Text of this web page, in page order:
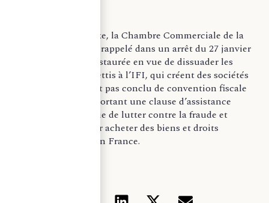
Au sujet de cette taxe, la Chambre Commerciale de la
a rappelé dans un arrêt du 27 janvier
2021, qu’elle a été instaurée en vue de dissuader les
contribuables assujettis à l’IFI, qui créent des sociétés
dans un Etat n’ayant pas conclu de convention fiscale
avec la France comportant une clause d’assistance
administrative en vue de lutter contre la fraude et
l’évasion fiscale pour acheter des biens et droits
immobiliers situés en France.